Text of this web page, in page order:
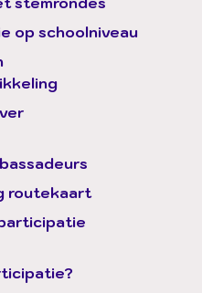
op schoolniveau
routekaart